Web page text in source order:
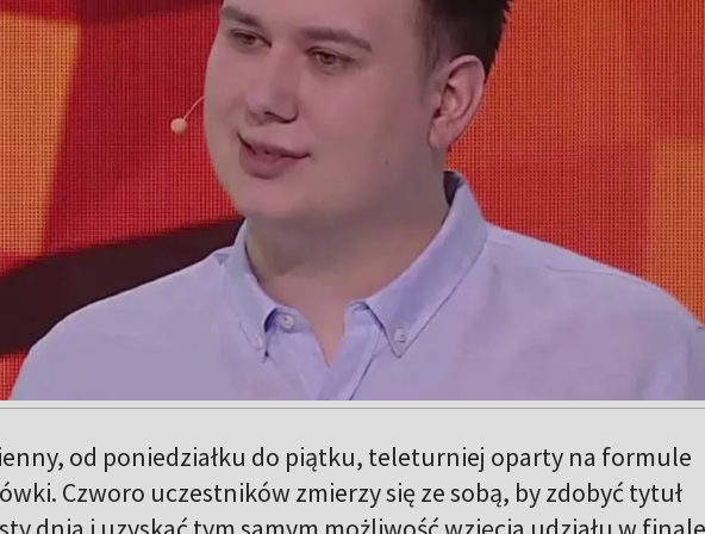
od poniedziałku do piątku, teleturniej oparty na formule
Czworo uczestników zmierzy się ze sobą, by zdobyć tytuł